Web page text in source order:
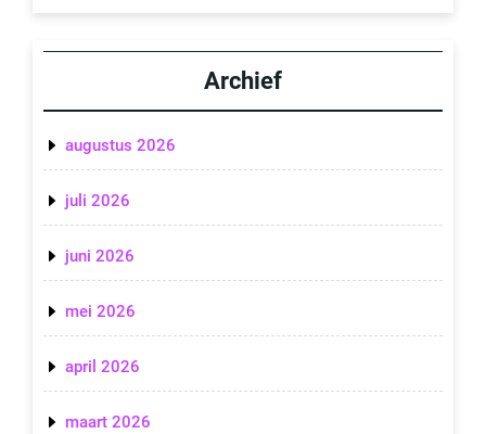
Archief
augustus 2026
juli 2026
juni 2026
mei 2026
april 2026
maart 2026